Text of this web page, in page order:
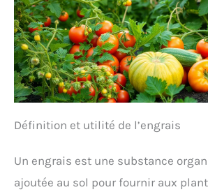
Définition et utilité de l’engrais
Un engrais est une substance
ajoutée au sol pour fournir aux